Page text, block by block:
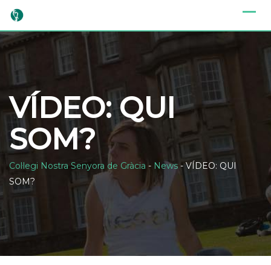
Skip
content
VÍDEO: QUI
SOM?
Col·legi Nostra Senyora de Gràcia - News -VÍDEO: QUI
SOM?